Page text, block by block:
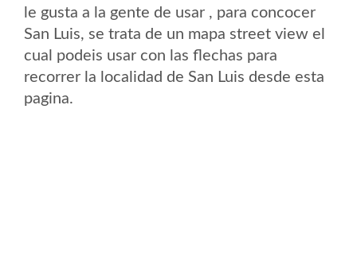
le gusta a la gente de usar , para concocer
San Luis, se trata de un mapa street view el
cual podeis usar con las flechas para
recorrer la localidad de San Luis desde esta
pagina.